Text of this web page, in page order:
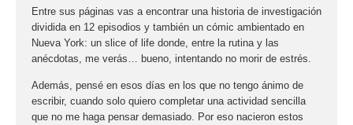
Entre sus páginas vas a encontrar una historia de investigación
dividida en 12 episodios y también un cómic ambientado en
Nueva York: un slice of life donde, entre la rutina y las
anécdotas, me verás… bueno, intentando no morir de estrés.
Además, pensé en esos días en los que no tengo ánimo de
escribir, cuando solo quiero completar una actividad sencilla
que no me haga pensar demasiado. Por eso nacieron estos